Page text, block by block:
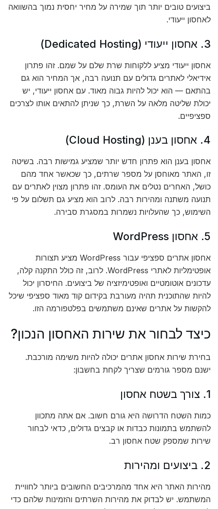
ביצועים טובים יותר תוך שמירה על מחיר יחסית נמוך בהשוואה
לאחסון ייעודי.
3. אחסון ייעודי (Dedicated Hosting)
אחסון ייעודי מציע ללקוחות שרת שלם על שמם. זהו פתרון
אידיאלי לאתרים גדולים עם תנועה רבה, אך המחיר הוא גם
בהתאם — הוא יכול להיות גבוה מאוד. עם אחסון ייעודי, יש
יכולת שליטה מלאה על השרת, כך שניתן להתאים אותו לצרכים
ספציפיים.
4. אחסון בענן (Cloud Hosting)
אחסון בענן הוא פתרון חדש יותר שמציע גמישות רבה. בשיטה
זו, האתר מאוחסן על מספר שרתים, כך שכאשר אחד מהם
כושל, האחרים נטלים את העומס. זהו פתרון מצוין לאתרים עם
תנועה משתנה ומהירות רבה. לרוב הוא מציע גם תשלום על פי
השימוש, כך שהעלויות נשמרות במסגרת סבירה.
5. אחסון WordPress
אחסון אתרים ספציפי עבור WordPress מציע תצורות
אופטימליות לאתרי WordPress. לרוב, זה כולל התקנה קלה,
עדכונים אוטומטיים ואופטימיזציה של ביצועים. החיסרון יכול
להיות שהתוכנית תהיה מעורבת בקידום קוד מאוד ספציפי שיכל
להקשות על אתרים שאינם משתמשים בפלטפורמה הזו.
כיצד לבחור את שירות האחסון הנכון?
בחירת שירות אחסון אתרים יכולה להיות משימה מורכבת.
ישנם מספר גורמים שצריך לקחת בחשבון:
1. צורך בשטח אחסון
כמות השטח הדרושה היא גורם חשוב. אם אתה מתכוון
להשתמש בתמונות כבדות או קבצים גדולים, כדאי לבחור
שירות שמספק שטח אחסון רב.
2. ביצועים ומהירות
מהירות האתר היא אחד מהמרכיבים החשובים ביותר לחוויית
המשתמש. יש לבדוק את מהירות השרתים והזמינות שלהם כדי